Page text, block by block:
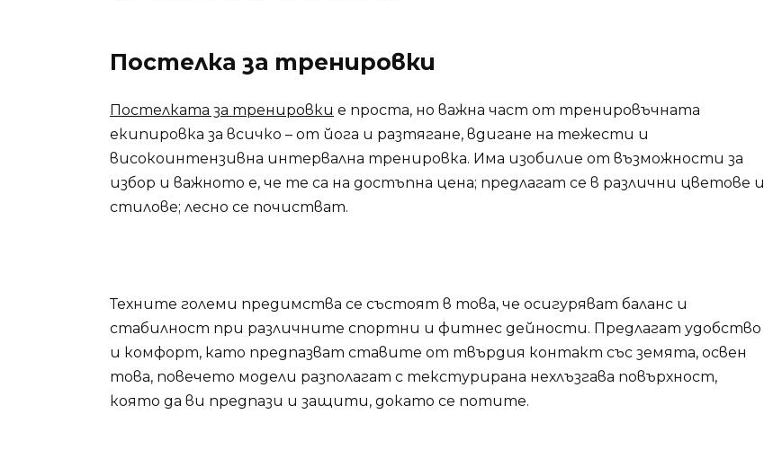
Постелка за тренировки
Постелката за тренировки е проста, но важна част от тренировъчната
екипировка за всичко – от йога и разтягане, вдигане на тежести и
високоинтензивна интервална тренировка. Има изобилие от възможности за
избор и важното е, че те са на достъпна цена; предлагат се в различни цветове и
стилове; лесно се почистват.
Техните големи предимства се състоят в това, че осигуряват баланс и
стабилност при различните спортни и фитнес дейности. Предлагат удобство
и комфорт, като предпазват ставите от твърдия контакт със земята, освен
това, повечето модели разполагат с текстурирана нехлъзгава повърхност,
която да ви предпази и защити, докато се потите.